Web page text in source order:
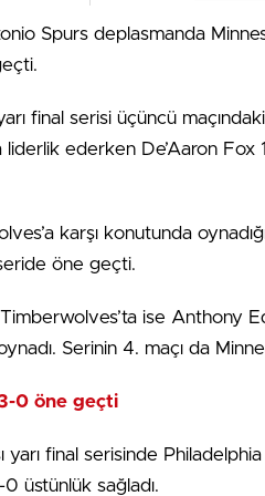
Spurs deplasmanda
final serisi üçüncü
liderlik ederken De’Aaron Fox
karşı konutunda
öne geçti.
ise Anthony
Serinin 4. maçı da
0 öne geçti
yarı final serisinde
üstünlük sağladı.